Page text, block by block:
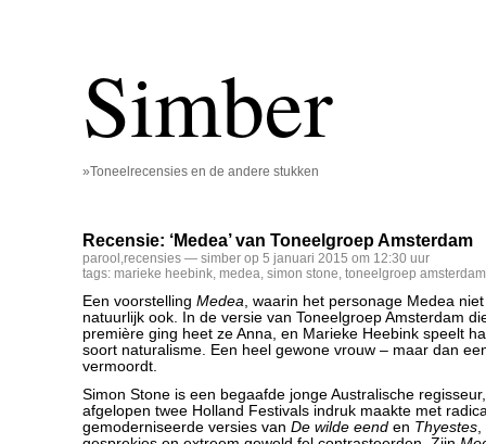
Simber
»Toneelrecensies en de andere stukken
Recensie: ‘Medea’ van Toneelgroep Amsterdam
parool ,recensies — simber op 5 januari 2015 om 12:30 uur
tags: marieke heebink, medea, simon stone, toneelgroep amsterdam
Een voorstelling Medea, waarin het personage Medea
natuurlijk ook. In de versie van Toneelgroep Amsterdam
première ging heet ze Anna, en Marieke Heebink speelt
soort naturalisme. Een heel gewone vrouw – maar dan
vermoordt.
Simon Stone is een begaafde jonge Australische
afgelopen twee Holland Festivals indruk maakte met
gemoderniseerde versies van De wilde eend en Thyestes,